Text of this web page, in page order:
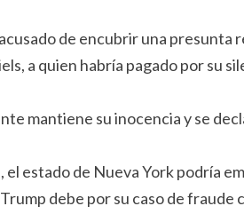
de encubrir una presunta
a quien habría pagado por su
mantiene su inocencia y se
el estado de Nueva York podría
debe por su caso de fraude